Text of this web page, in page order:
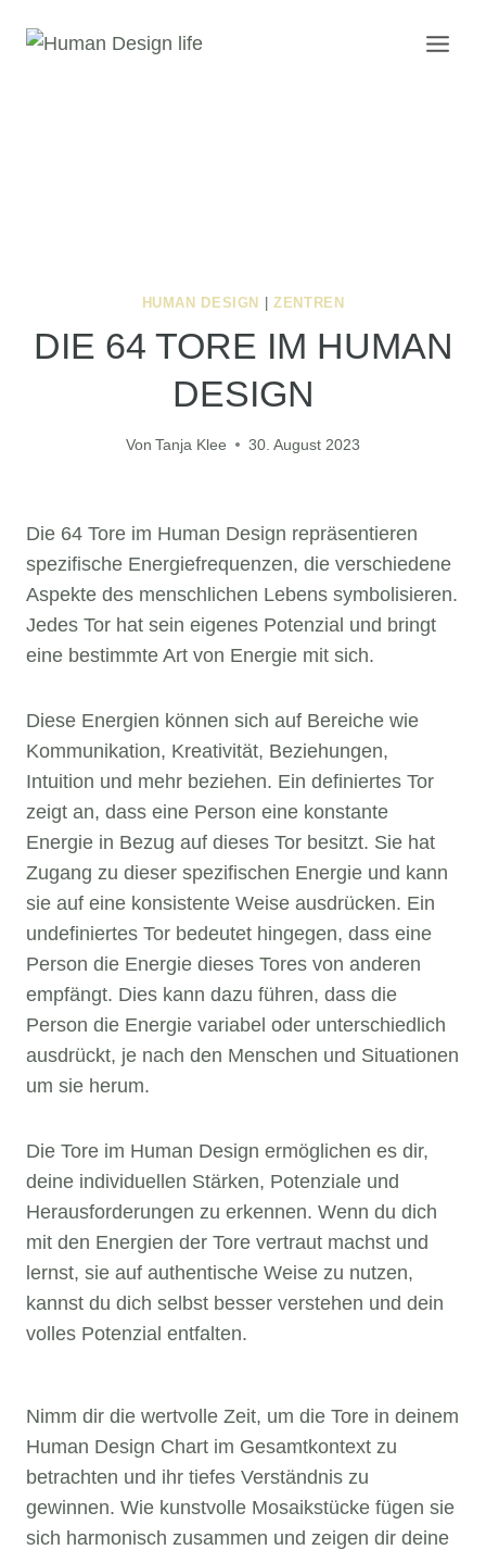
Inhalt
HUMAN DESIGN |ZENTREN
DIE 64 TORE IM HUMAN
DESIGN
Von Tanja Klee 30. August 2023
Die 64 Tore im Human Design repräsentieren
spezifische Energiefrequenzen, die verschiedene
Aspekte des menschlichen Lebens symbolisieren.
Jedes Tor hat sein eigenes Potenzial und bringt
eine bestimmte Art von Energie mit sich.
Diese Energien können sich auf Bereiche wie
Kommunikation, Kreativität, Beziehungen,
Intuition und mehr beziehen. Ein definiertes Tor
zeigt an, dass eine Person eine konstante
Energie in Bezug auf dieses Tor besitzt. Sie hat
Zugang zu dieser spezifischen Energie und kann
sie auf eine konsistente Weise ausdrücken. Ein
undefiniertes Tor bedeutet hingegen, dass eine
Person die Energie dieses Tores von anderen
empfängt. Dies kann dazu führen, dass die
Person die Energie variabel oder unterschiedlich
ausdrückt, je nach den Menschen und Situationen
um sie herum.
Die Tore im Human Design ermöglichen es dir,
deine individuellen Stärken, Potenziale und
Herausforderungen zu erkennen. Wenn du dich
mit den Energien der Tore vertraut machst und
lernst, sie auf authentische Weise zu nutzen,
kannst du dich selbst besser verstehen und dein
volles Potenzial entfalten.
Nimm dir die wertvolle Zeit, um die Tore in deinem
Human Design Chart im Gesamtkontext zu
betrachten und ihr tiefes Verständnis zu
gewinnen. Wie kunstvolle Mosaikstücke fügen sie
sich harmonisch zusammen und zeigen dir deine